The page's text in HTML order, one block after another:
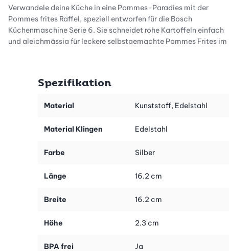
Verwandele deine Küche in eine Pommes-Paradies mit der
Pommes frites Raffel, speziell entworfen für die Bosch
Küchenmaschine Serie 6. Sie schneidet rohe Kartoffeln einfach
und gleichmässig für leckere selbstgemachte Pommes Frites im
Perfekte Ergebnisse mit hochwertigem Edelstahl
Die Pommes-Scheibe besteht aus langlebigem Edelstahl, der
geschmacksneutral. Dank dieser Qualität kannst du dauerhaft
Passgenaue Kompatibilität mit dem Bosch
Durchlaufschnitzler
Durchlaufschnitzler abgestimmt, um ein reibungsloses und
Spezifikation
Material Kunststoff, Edelstahl
Material Klingen Edelstahl
Farbe Silber
Länge 16.2 cm
Breite 16.2 cm
Höhe 2.3 cm
BPA frei Ja